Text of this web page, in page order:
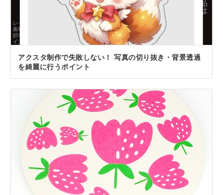
アクスタ制作で失敗しない！ 写真の切り抜き・背景透過
を綺麗に行うポイント